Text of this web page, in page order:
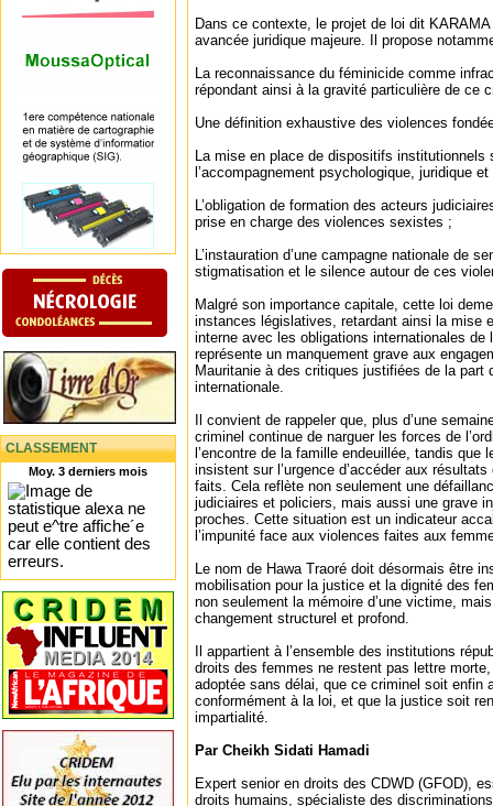
CLASSEMENT
Moy. 3 derniers mois
Dans ce contexte, le projet de loi dit
avancée juridique majeure. Il propose
La reconnaissance du féminicide comme
répondant ainsi à la gravité particulière de ce
Une définition exhaustive des violences
La mise en place de dispositifs institutionnels
l’accompagnement psychologique, juridique
L’obligation de formation des acteurs
prise en charge des violences sexistes ;
L’instauration d’une campagne nationale de
stigmatisation et le silence autour de ces
Malgré son importance capitale, cette loi
instances législatives, retardant ainsi la mise
interne avec les obligations internationales de
représente un manquement grave aux
Mauritanie à des critiques justifiées de la part
internationale.
Il convient de rappeler que, plus d’une
criminel continue de narguer les forces de
l’encontre de la famille endeuillée, tandis que
insistent sur l’urgence d’accéder aux
faits. Cela reflète non seulement une
judiciaires et policiers, mais aussi une grave
proches. Cette situation est un indicateur
l’impunité face aux violences faites aux
Le nom de Hawa Traoré doit désormais être
mobilisation pour la justice et la dignité des
non seulement la mémoire d’une victime,
changement structurel et profond.
Il appartient à l’ensemble des institutions
droits des femmes ne restent pas lettre
adoptée sans délai, que ce criminel soit enfin
conformément à la loi, et que la justice soit
impartialité.
Par Cheikh Sidati Hamadi
Expert senior en droits des CDWD (GFOD),
droits humains, spécialiste des